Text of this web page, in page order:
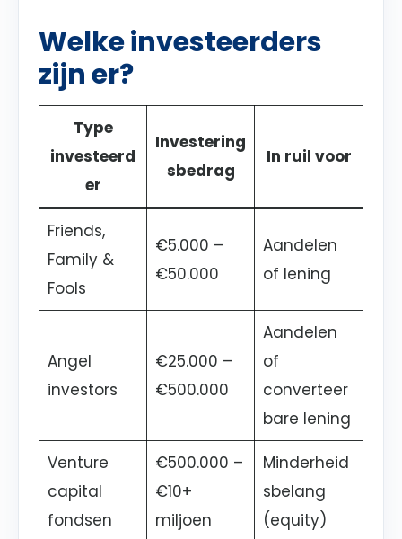
Welke investeerders
zijn er?
Type
investeerd
er
Investering
sbedrag
In ruil voor
Friends,
Family &
Fools
€5.000 –
€50.000
Aandelen
of lening
Angel
investors
€25.000 –
€500.000
Aandelen
of
converteer
bare lening
Venture
capital
fondsen
€500.000 –
€10+
miljoen
Minderheid
sbelang
(equity)